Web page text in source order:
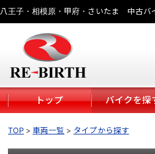
八王子・相模原・甲府・さいたま 中古バ
トップ バイクを探
TOP 車両一覧 タイプから探す